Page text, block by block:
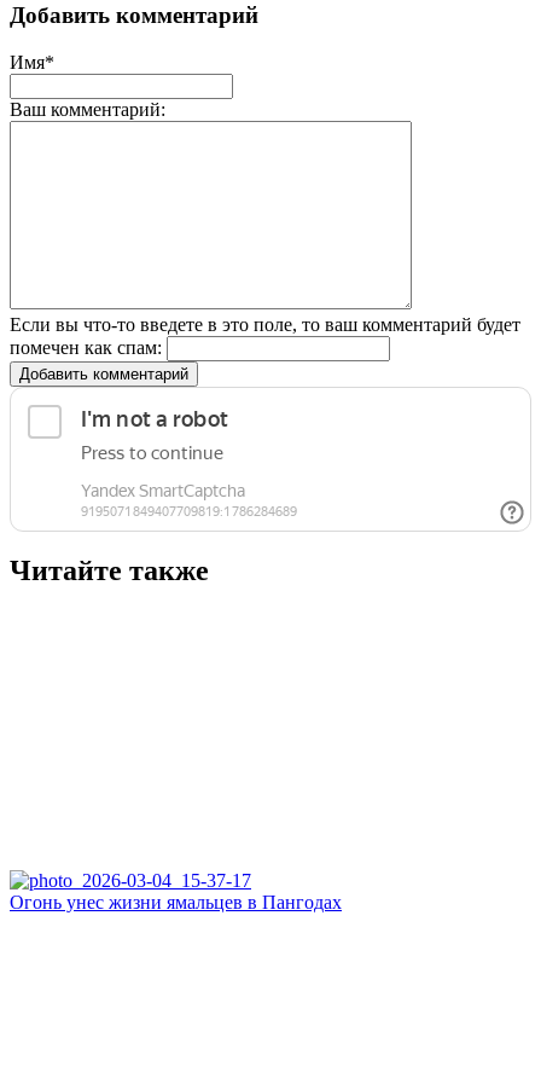
Добавить комментарий
Имя*
Ваш комментарий:
Если вы что-то введете в это поле, то ваш комментарий будет
помечен как спам:
Добавить комментарий
Читайте также
Огонь унес жизни ямальцев в Пангодах